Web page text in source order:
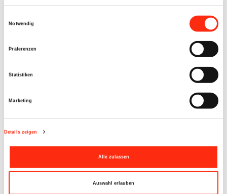
Notwendig
Präferenzen
Statistiken
Marketing
Details zeigen
Alle zulassen
Auswahl erlauben
Sommer 2020 abgelegt. Bis zum Start des Studiums hat er
noch als Elektroniker in der Werkstatt der Automation